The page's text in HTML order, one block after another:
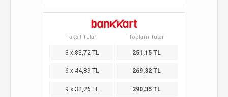
Taksit Tutarı Toplam Tutar
3 x 83,72 TL 251,15 TL
6 x 44,89 TL 269,32 TL
9 x 32,26 TL 290,35 TL